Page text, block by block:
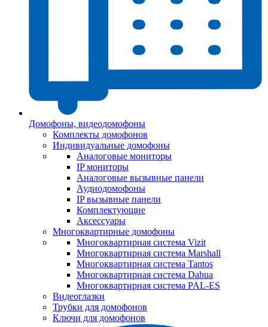
Домофоны, видеодомофоны
Комплекты домофонов
Индивидуальные домофоны
Аналоговые мониторы
IP мониторы
Аналоговые вызывные панели
Аудиодомофоны
IP вызывные панели
Комплектующие
Аксессуары
Многоквартирные домофоны
Многоквартирная система Vizit
Многоквартирная система Marshall
Многоквартирная система Tantos
Многоквартирная система Dahua
Многоквартирная система PAL-ES
Видеоглазки
Трубки для домофонов
Ключи для домофонов